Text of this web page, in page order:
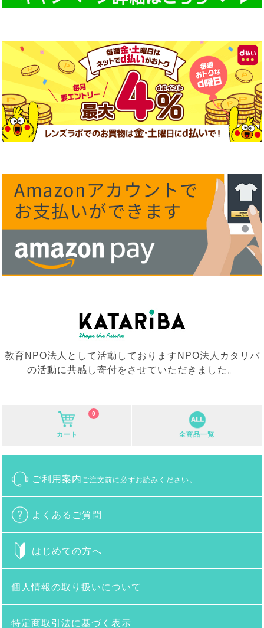
教育NPO法人として活動しておりますNPO法人カタリバ
の活動に共感し寄付をさせていただきました。
カート
0
全商品一覧
ご利用案内 ご注文前に必ずお読みください。
よくあるご質問
はじめての方へ
個人情報の取り扱いについて
特定商取引法に基づく表示